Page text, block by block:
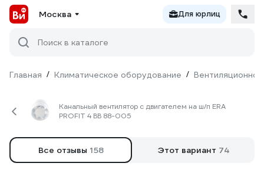
Москва Для юрлиц
Поиск в каталоге
Главная / Климатическое оборудование /
Канальный вентилятор с двигателем на ш/п ERA
PROFIT 4 ВВ 88-005
Все отзывы 158 Этот вариант 74